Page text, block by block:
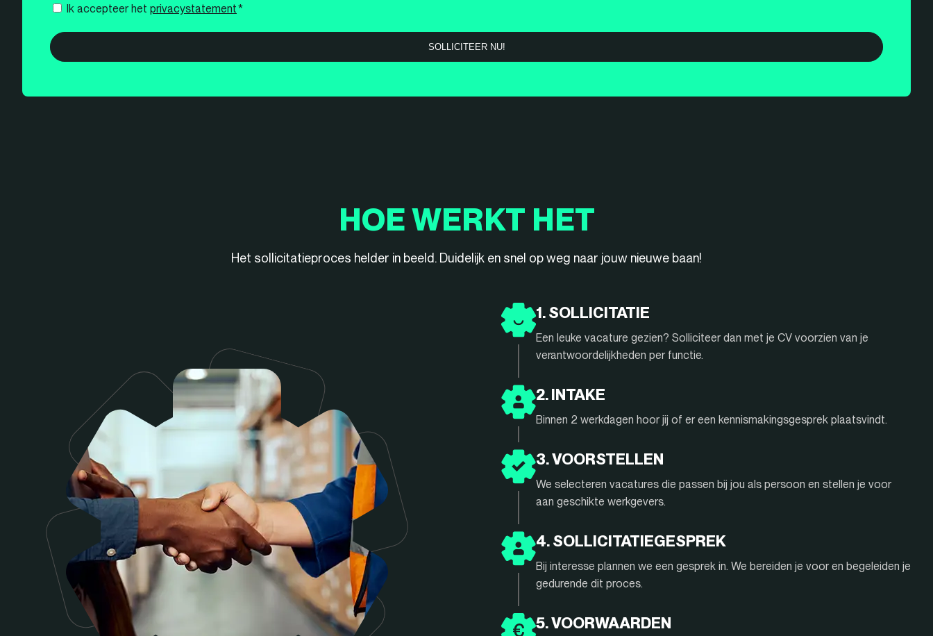
Instemming
Ik accepteer het privacystatement*
HOE WERKT HET
Het sollicitatieproces helder in beeld. Duidelijk en snel op weg naar jouw nieuwe baan!
1. SOLLICITATIE
Een leuke vacature gezien? Solliciteer dan met je CV voorzien van je
verantwoordelijkheden per functie.
2. INTAKE
Binnen 2 werkdagen hoor jij of er een kennismakingsgesprek plaatsvindt.
3. VOORSTELLEN
We selecteren vacatures die passen bij jou als persoon en stellen je voor
aan geschikte werkgevers.
4. SOLLICITATIEGESPREK
Bij interesse plannen we een gesprek in. We bereiden je voor en begeleiden je
gedurende dit proces.
5. VOORWAARDEN